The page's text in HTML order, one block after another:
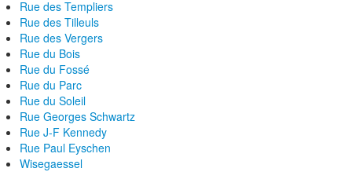
Rue des Templiers
Rue des Tilleuls
Rue des Vergers
Rue du Bois
Rue du Fossé
Rue du Parc
Rue du Soleil
Rue Georges Schwartz
Rue J-F Kennedy
Rue Paul Eyschen
Wisegaessel